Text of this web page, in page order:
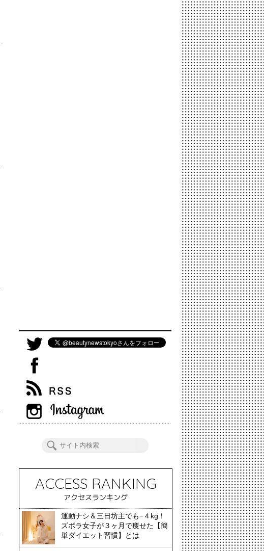
ACCESS RANKING
アクセスランキング
運動ナシ＆三日坊主でも−４kg！
ズボラ女子が３ヶ月で痩せた【簡
単ダイエット習慣】とは